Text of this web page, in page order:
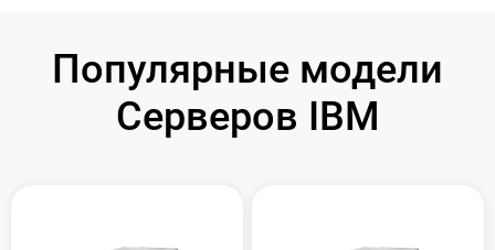
Популярные модели
Серверов IBM